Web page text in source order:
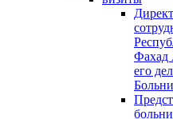
Фахад
его